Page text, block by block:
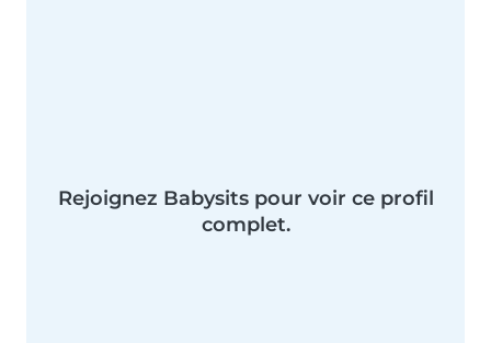
Rejoignez Babysits pour voir ce profil
complet.